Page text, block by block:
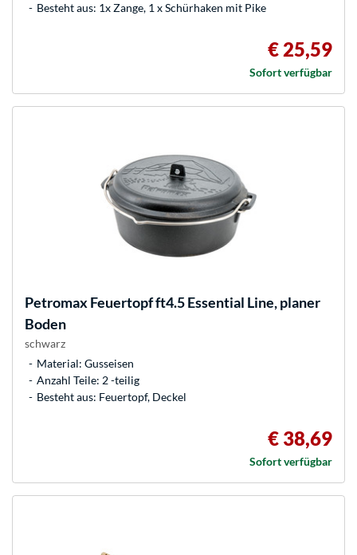
Besteht aus: 1x Zange, 1 x Schürhaken mit Pike
€ 25,59
Sofort verfügbar
PetromaxFeuertopf ft4.5 Essential Line, planer
Boden
schwarz
Material: Gusseisen
Anzahl Teile: 2 -teilig
Besteht aus: Feuertopf, Deckel
€ 38,69
Sofort verfügbar